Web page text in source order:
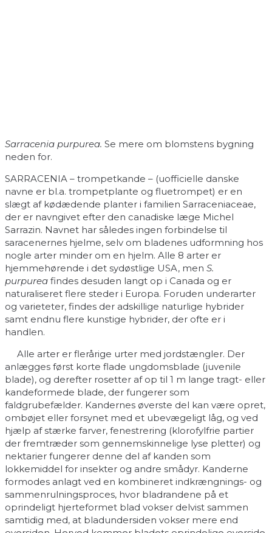
Sarracenia purpurea. Se mere om blomstens bygning
neden for.
SARRACENIA – trompetkande – (uofficielle danske
navne er bl.a. trompetplante og fluetrompet) er en
slægt af kødædende planter i familien Sarraceniaceae,
der er navngivet efter den canadiske læge Michel
Sarrazin. Navnet har således ingen forbindelse til
saracenernes hjelme, selv om bladenes udformning hos
nogle arter minder om en hjelm. Alle 8 arter er
hjemmehørende i det sydøstlige USA, men S.
purpurea findes desuden langt op i Canada og er
naturaliseret flere steder i Europa. Foruden underarter
og varieteter, findes der adskillige naturlige hybrider
samt endnu flere kunstige hybrider, der ofte er i
handlen.
Alle arter er flerårige urter med jordstængler. Der
anlægges først korte flade ungdomsblade (juvenile
blade), og derefter rosetter af op til 1 m lange tragt- eller
kandeformede blade, der fungerer som
faldgrubefælder. Kandernes øverste del kan være opret,
ombøjet eller forsynet med et ubevægeligt låg, og ved
hjælp af stærke farver, fenestrering (klorofylfrie partier
der fremtræder som gennemskinnelige lyse pletter) og
nektarier fungerer denne del af kanden som
lokkemiddel for insekter og andre smådyr. Kanderne
formodes anlagt ved en kombineret indkrængnings- og
sammenrulningsproces, hvor bladrandene på et
oprindeligt hjerteformet blad vokser delvist sammen
samtidig med, at bladundersiden vokser mere end